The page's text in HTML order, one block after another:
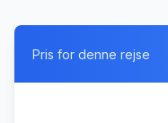
Pris for denne rejse